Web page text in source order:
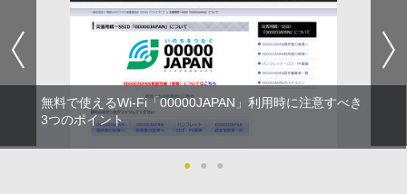
無料で使えるWi-Fi「00000JAPAN」利用時に注意すべき
3つのポイント
● ● ●